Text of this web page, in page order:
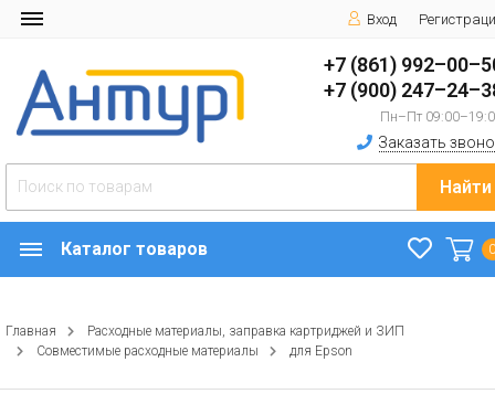
Вход
+7 (861)
+7 (900)
Пн–Пт
Заказать
Найти
Каталог товаров
Главная
Расходные материалы, заправка картриджей и ЗИП
Совместимые расходные материалы
для Epson